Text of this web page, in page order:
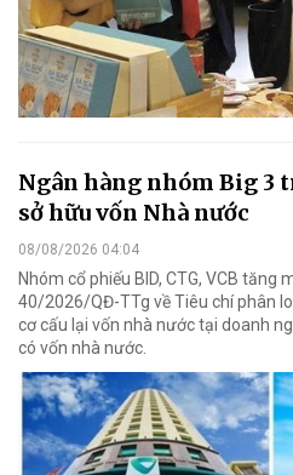
Ngân hàng nhóm Big 3
sở hữu vốn Nhà nước
08/08/2026 04:04
Nhóm cổ phiếu BID, CTG, VCB tăng
40/2026/QĐ-TTg về Tiêu chí phân
cơ cấu lại vốn nhà nước tại doanh
có vốn nhà nước.